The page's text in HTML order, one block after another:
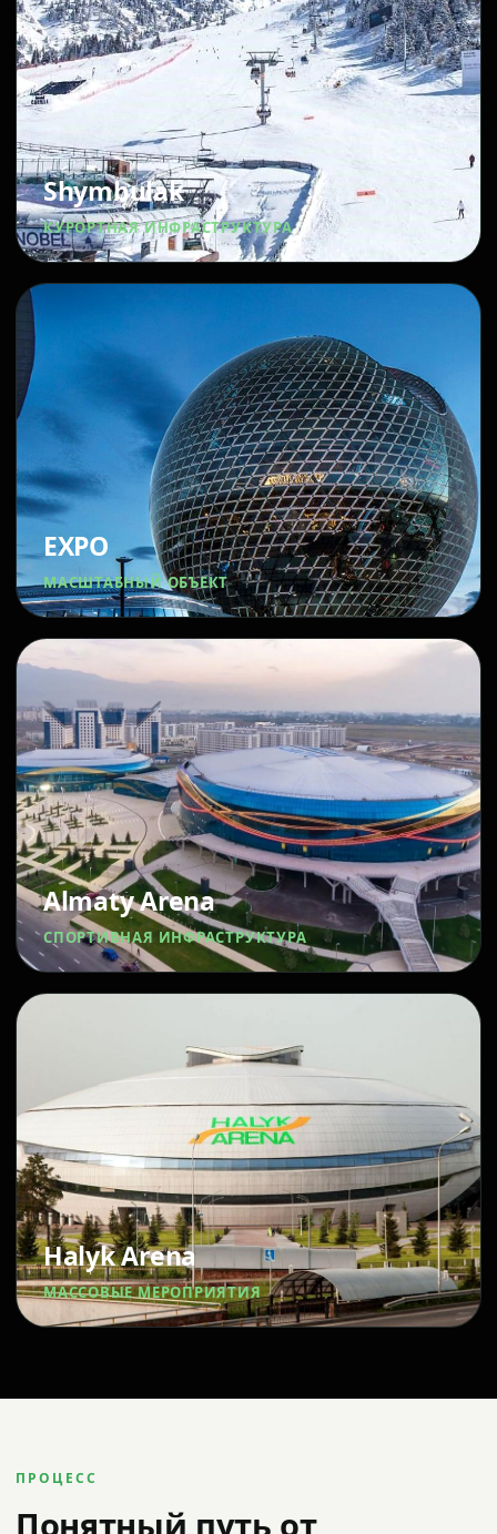
Shymbulak
КУРОРТНАЯ ИНФРАСТРУКТУРА
EXPO
МАСШТАБНЫЙ ОБЪЕКТ
Almaty Arena
СПОРТИВНАЯ ИНФРАСТРУКТУРА
Halyk Arena
МАССОВЫЕ МЕРОПРИЯТИЯ
ПРОЦЕСС
Понятный путь от